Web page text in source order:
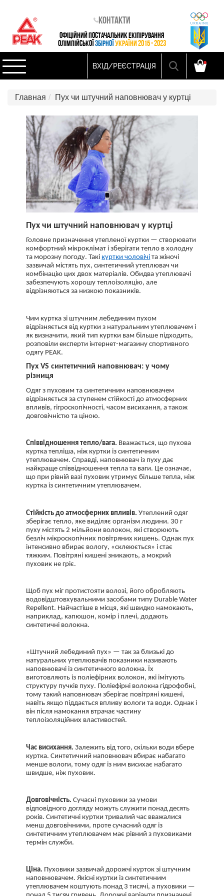
Контакти
ОФІЦІЙНИЙ ПОСТАЧАЛЬНИК ЕКІПІРУВАННЯ
ОЛІМПІЙСЬКОЇ ЗБІРНОЇ УКРАЇНИ 2015 - 2023
ВХІД/РЕЄСТРАЦІЯ
Главная Пух чи штучний наповнювач у куртці
Пух чи штучний наповнювач у куртці
Головне призначення утепленої куртки — створювати
комфортний мікроклімат і зберігати тепло в холодну
та морозну погоду. Такі куртки чоловічі та жіночі
зазвичай містять пух, синтетичний утеплювач чи
комбінацію цих двох матеріалів. Обидва утеплювачі
забезпечують хорошу теплоізоляцію, але
відрізняються за низкою показників.
Чим куртка зі штучним лебединим пухом
відрізняється від куртки з натуральним утеплювачем і
як визначити, який тип куртки вам більше підходить,
розповіли експерти інтернет-магазину спортивного
одягу PEAK.
Пух VS синтетичний наповнювач: у чому
різниця
Одяг з пуховим та синтетичним наповнювачем
відрізняється за ступенем стійкості до атмосферних
впливів, гігроскопічності, часом висихання, а також
довговічністю та ціною.
Співвідношення тепло/вага. Вважається, що пухова
куртка тепліша, ніж куртки із синтетичним
утеплювачем. Справді, наповнювач із пуху дає
найкраще співвідношення тепла та ваги. Це означає,
що при рівній вазі пуховик утримує більше тепла, ніж
куртка із синтетичним утеплювачем.
Стійкість до атмосферних впливів.Утеплений одяг
зберігає тепло, яке виділяє організм людини. 30 г
пуху містять 2 мільйони волокон, які створюють
безліч мікроскопічних повітряних кишень. Однак пух
інтенсивно вбирає вологу, «склеюється» і стає
тяжким. Повітряні кишені зникають, а мокрий
пуховик не гріє.
Щоб пух міг протистояти волозі, його обробляють
водовідштовхувальними засобами типу Durable Water
Repellent. Найчастіше в місця, які швидко намокають,
наприклад, капюшон, комір і плечі, додають
синтетичні волокна.
«Штучний лебединий пух» — так за близькі до
натуральних утеплювачів показники називають
наповнювачі із синтетичного волокна. Їх
виготовляють із поліефірних волокон, які імітують
структуру пучків пуху. Поліефірні волокна гідрофобні,
тому такий наповнювач зберігає повітряні кишені,
навіть якщо піддається впливу вологи та води. Однак і
він після намокання втрачає частину
теплоізоляційних властивостей.
Час висихання.Залежить від того, скільки води вбере
куртка. Синтетичний наповнювач вбирає набагато
менше вологи, тому одяг із ним висихає набагато
швидше, ніж пуховик.
Довговічність. Сучасні пуховики за умови
відповідного догляду можуть служити понад десять
років. Синтетичні куртки тривалий час вважалися
менш довговічними, проте сучасний одяг із
синтетичним утеплювачем має рівний з пуховиками
термін служби.
Ціна. Пуховики зазвичай дорожчі курток зі штучним
наповнювачем. Якісні куртки із синтетичним
утеплювачем коштують понад 3 тисячі, а пуховики —